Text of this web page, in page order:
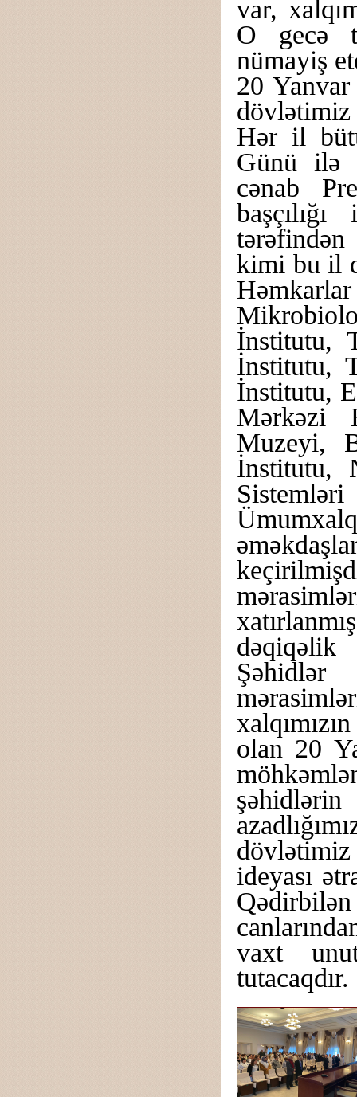
var,
O gecə
nümayiş
20 Yanvar
Hər il
Günü ilə
cənab
başçılığı
kimi bu il
İnstitutu,
İnstitutu,
İnstitutu,
Mərkəzi
Muzeyi,
İnstitutu,
dəqiqəlik
olan 20
ideyası
vaxt
tutacaqdır.